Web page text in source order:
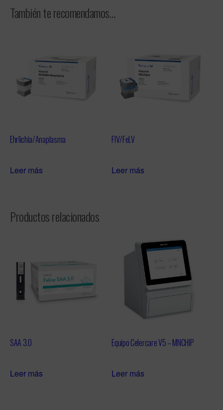
También te recomendamos…
Ehrlichia/Anaplasma
Leer más
FIV/FeLV
Leer más
Productos relacionados
SAA 3.0
Leer más
Equipo Celercare V5 – MNCHIP
Leer más